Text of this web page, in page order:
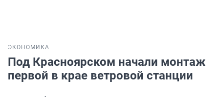
ЭКОНОМИКА
Под Красноярском начали монтаж
первой в крае ветровой станции